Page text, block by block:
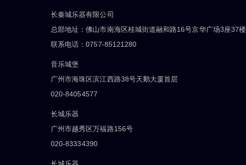
长秦城乐器有限公司
总部地址：佛山市南海区桂城街道融和路16号京华广场3座37楼
联系电话：0757-85121280
音乐城堡
广州市海珠区滨江西路38号天鹅大厦首层
020-84054577
长城乐器
广州市越秀区万福路156号
020-83334390